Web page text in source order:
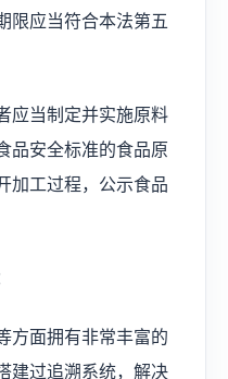
限应当符合本法第五
当制定并实施原料
品安全标准的食品原
加工过程，公示食品
方面拥有非常丰富的
建过追溯系统，解决